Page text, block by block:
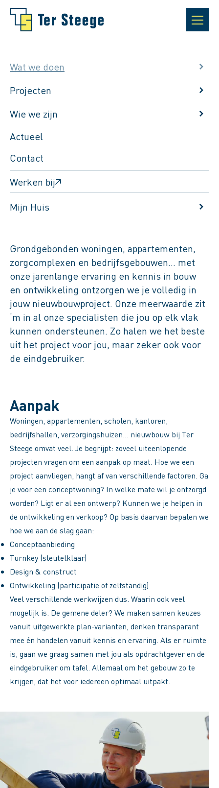
Wat we doen
Projecten
Wie we zijn
Actueel
Contact
Werken bij
Mijn Huis
Terug naar het expertises overzicht
Grondgebonden woningen, appartementen,
zorgcomplexen en bedrijfsgebouwen… met
onze jarenlange ervaring en kennis in bouw
en ontwikkeling ontzorgen we je volledig in
jouw nieuwbouwproject. Onze meerwaarde zit
‘m in al onze specialisten die jou op elk vlak
kunnen ondersteunen. Zo halen we het beste
uit het project voor jou, maar zeker ook voor
de eindgebruiker.
Aanpak
Woningen, appartementen, scholen, kantoren,
bedrijfshallen, verzorgingshuizen… nieuwbouw bij Ter
Steege omvat veel. Je begrijpt: zoveel uiteenlopende
projecten vragen om een aanpak op maat. Hoe we een
project aanvliegen, hangt af van verschillende factoren. Ga
je voor een conceptwoning? In welke mate wil je ontzorgd
worden? Ligt er al een ontwerp? Kunnen we je helpen in
de ontwikkeling en verkoop? Op basis daarvan bepalen we
hoe we aan de slag gaan:
Conceptaanbieding
Turnkey (sleutelklaar)
Design & construct
Ontwikkeling (participatie of zelfstandig)
Veel verschillende werkwijzen dus. Waarin ook veel
mogelijk is. De gemene deler? We maken samen keuzes
vanuit uitgewerkte plan-varianten, denken transparant
mee én handelen vanuit kennis en ervaring. Als er ruimte
is, gaan we graag samen met jou als opdrachtgever en de
eindgebruiker om tafel. Allemaal om het gebouw zo te
krijgen, dat het voor iedereen optimaal uitpakt.